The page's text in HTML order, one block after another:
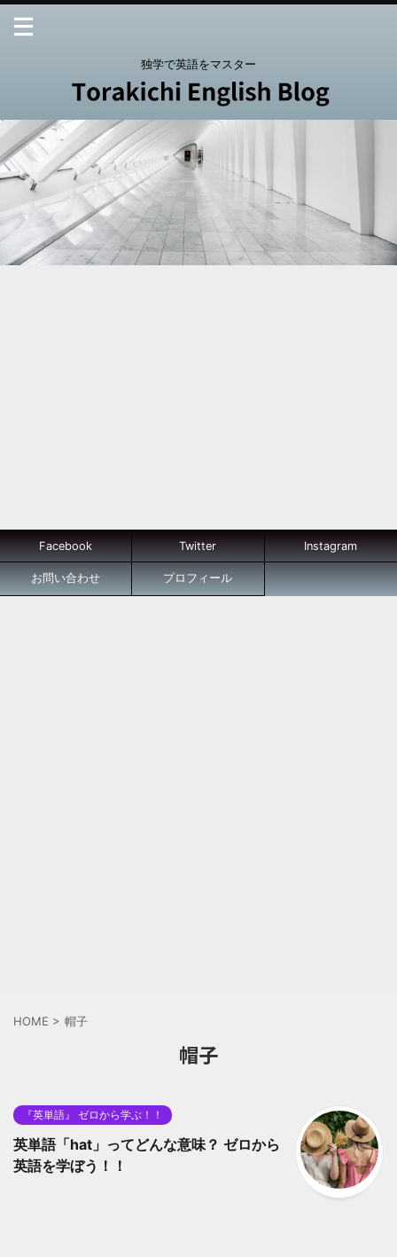
独学で英語をマスター
Facebook Twitter Instagram
お問い合わせ プロフィール
HOME > 帽子
帽子
『英単語』 ゼロから学ぶ！！
英単語「hat」ってどんな意味？ ゼロから
英語を学ぼう！！